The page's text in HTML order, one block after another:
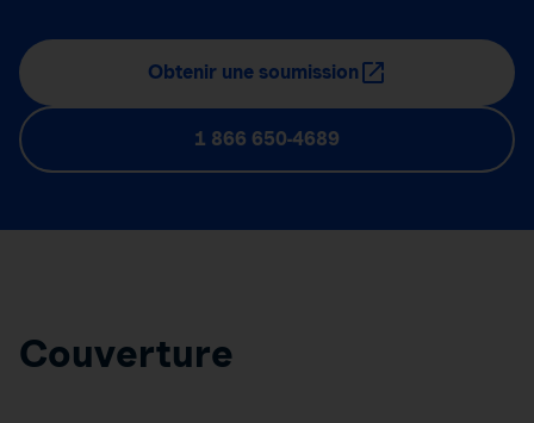
Obtenir une soumission
1 866 650-4689
Couverture